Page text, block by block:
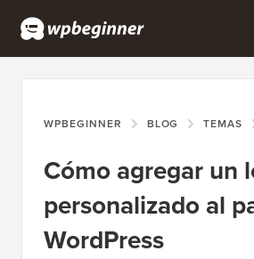
WPBEGINNER BLOG TEMAS
Cómo agregar un
personalizado al
WordPress